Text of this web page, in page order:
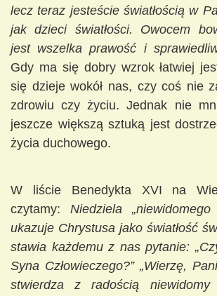
lecz teraz jesteście światłością w
jak dzieci światłości. Owocem
jest wszelka prawość i
Gdy ma się dobry wzrok łatwiej
się dzieje wokół nas, czy coś nie
zdrowiu czy życiu. Jednak nie
jeszcze większą sztuką jest
życia duchowego.
W liście Benedykta XVI na
czytamy: Niedziela
ukazuje Chrystusa jako światłość
stawia każdemu z nas pytanie:
Syna Człowieczego?” „Wierzę,
stwierdza z radością niewidomy